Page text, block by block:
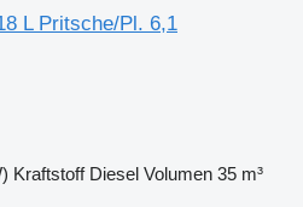
L Pritsche/Pl. 6,1
Kraftstoff Diesel Volumen 35 m³